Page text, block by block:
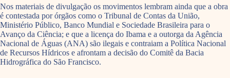
Nos materiais de divulgação os movimentos lembram ainda que a obra
é contestada por órgãos como o Tribunal de Contas da União,
Ministério Público, Banco Mundial e Sociedade Brasileira para o
Avanço da Ciência; e que a licença do Ibama e a outorga da Agência
Nacional de Águas (ANA) são ilegais e contraiam a Política Nacional
de Recursos Hídricos e afrontam a decisão do Comitê da Bacia
Hidrográfica do São Francisco.